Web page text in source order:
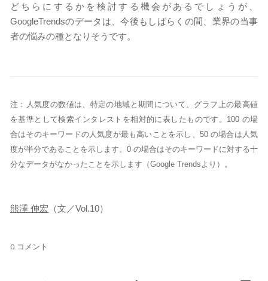
どちらにするかを検討する機会があるでしょうが、
GoogleTrendsのデータは、今後もしばらくの間、業界の当事
者の悩みの種となりそうです。
注：人気度の数値は、特定の地域と期間について、グラフ上の最高値
を基準として検索インタレストを相対的に表したものです。100 の場
合はそのキーワードの人気度が最も高いことを示し、50 の場合は人気
度が半分であることを示します。0 の場合はそのキーワードに対する十
分なデータがなかったことを示します（Google Trendsより）。
熊澤 伸宏 （文／Vol.10）
0 コメント